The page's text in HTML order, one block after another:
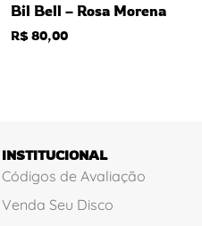
Bil Bell – Rosa Morena
R$80,00
INSTITUCIONAL
Códigos de Avaliação
Venda Seu Disco